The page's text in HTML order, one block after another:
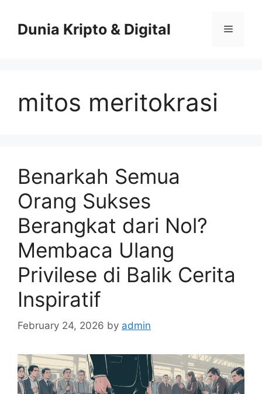
contentDunia Kripto & Digital Menu
mitos meritokrasi
Benarkah Semua
Orang Sukses
Berangkat dari Nol?
Membaca Ulang
Privilese di Balik Cerita
Inspiratif
February 24, 2026 by admin